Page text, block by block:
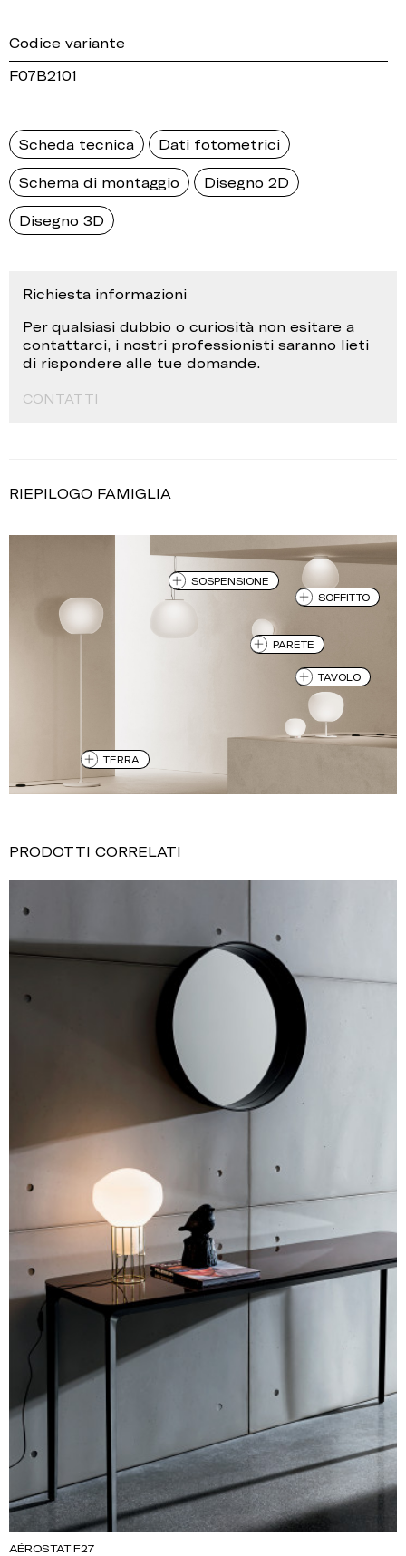
Codice variante
F07B2101
Scheda tecnica Dati fotometrici
Schema di montaggio Disegno 2D
Disegno 3D
Richiesta informazioni
Per qualsiasi dubbio o curiosità non esitare a
contattarci, i nostri professionisti saranno lieti
di rispondere alle tue domande.
CONTATTI
RIEPILOGO FAMIGLIA
SOFFITTO
TERRA
TAVOLO
PARETE
SOSPENSIONE
PRODOTTI CORRELATI
AÉROSTAT F27